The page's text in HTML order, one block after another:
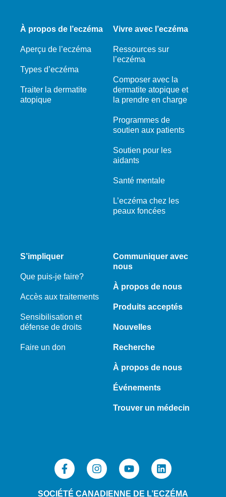
À propos de l’eczéma
Aperçu de l’eczéma
Types d’eczéma
Traiter la dermatite
atopique
Vivre avec l’eczéma
Ressources sur
l’eczéma
Composer avec la
dermatite atopique et
la prendre en charge
Programmes de
soutien aux patients
Soutien pour les
aidants
Santé mentale
L’eczéma chez les
peaux foncées
S’impliquer
Que puis-je faire?
Accès aux traitements
Sensibilisation et
défense de droits
Faire un don
Communiquer avec
nous
À propos de nous
Produits acceptés
Nouvelles
Recherche
À propos de nous
Événements
Trouver un médecin
SOCIÉTÉ CANADIENNE DE L’ECZÉMA